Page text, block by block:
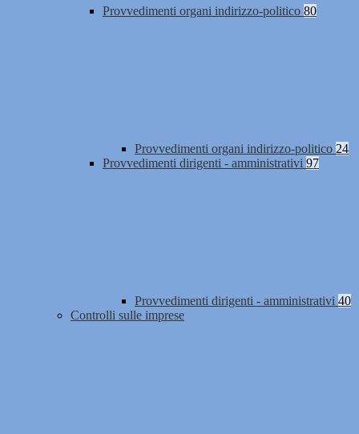
Provvedimenti organi indirizzo-politico 80
Provvedimenti organi indirizzo-politico 24
Provvedimenti dirigenti - amministrativi 97
Provvedimenti dirigenti - amministrativi 40
Controlli sulle imprese